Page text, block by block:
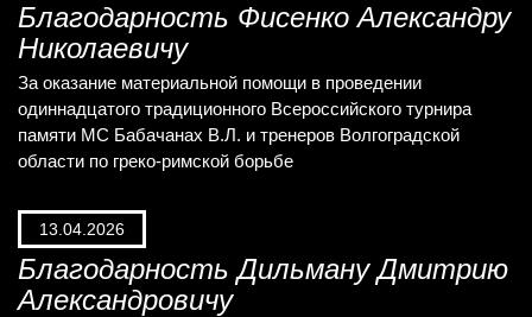
Благодарность Фисенко Александру
Николаевичу
За оказание материальной помощи в проведении
одиннадцатого традиционного Всероссийского турнира
памяти МС Бабачанах В.Л. и тренеров Волгоградской
области по греко-римской борьбе
13.04.2026
Благодарность Дильману Дмитрию
Александровичу